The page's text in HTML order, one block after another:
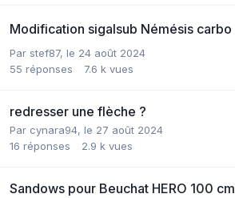
Modification sigalsub Némésis carbo
Par stef87, le 24 août 2024
55 réponses 7.6 k vues
redresser une flèche ?
Par cynara94, le 27 août 2024
16 réponses 2.9 k vues
Sandows pour Beuchat HERO 100 cm